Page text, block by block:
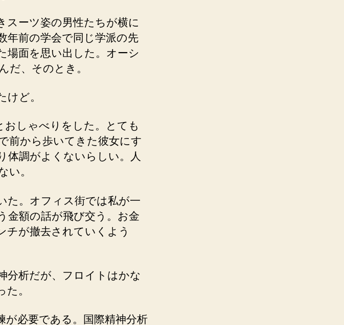
スーツ姿の男性たちが横に
年前の学会で同じ学派の先
場面を思い出した。オーシ
だ、そのとき。
けど。
おしゃべりをした。とても
前から歩いてきた彼女にす
体調がよくないらしい。人
い。
た。オフィス街では私が一
金額の話が飛び交う。お金
チが撤去されていくよう
分析だが、フロイトはかな
。
が必要である。国際精神分析